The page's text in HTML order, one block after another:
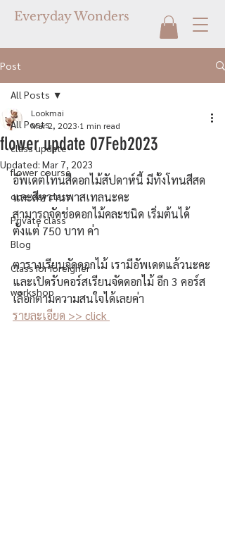
Everyday Wonders
Post
All Posts
class update
flower course
one-day class
Private class
Blog
Class for foreigner
workshop
All Posts
flower update 07Feb2023
Lookmai
Mar 2, 2023 1 min read
Updated: Mar 7, 2023
อัพเดตโทนสีดอกไม้สัปดาห์นี้ มีทั้งโทนสีสด
และสีหวานพาสเทลนะคะ
สามารถจัดช่อดอกไม้คละชนิด เริ่มต้นได้
ตั้งแต่ 750 บาท ค่า
ตารางเรียนจัดดอกไม้ เรามีอัพเดตแล้วนะคะ
และเปิดรับคอร์สเรียนจัดดอกไม้ อีก 3 คอร์ส
เลือกตามความสนใจได้เลยค่า
รายละเอียด >> click